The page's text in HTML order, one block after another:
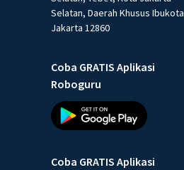
Selatan, Daerah Khusus Ibukota
Jakarta 12860
Coba GRATIS Aplikasi
Roboguru
Coba GRATIS Aplikasi